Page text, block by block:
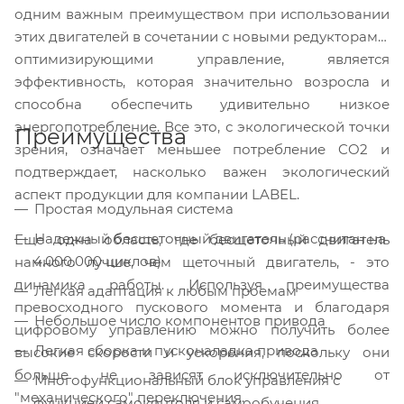
одним важным преимуществом при использовании
этих двигателей в сочетании с новыми редукторами,
оптимизирующими управление, является
эффективность, которая значительно возросла и
способна обеспечить удивительно низкое
энергопотребление. Все это, с экологической точки
зрения, означает меньшее потребление CO2 и
подтверждает, насколько важен экологический
аспект продукции для компании LABEL.
Еще одна область, где бесщеточный двигатель
намного лучше, чем щеточный двигатель, - это
динамика работы. Используя преимущества
превосходного пускового момента и благодаря
цифровому управлению можно получить более
высокие скорости и ускорения, поскольку они
больше не зависят исключительно от
"механического" переключения.
Преимущества
Простая модульная система
Надежный бесщеточный двигатель (рассчитан на
4.000.000 циклов)
Легкая адаптация к любым проемам
Небольшое число компонентов привода
Легкая сборка и пусконаладка привода
Многофункциональный блок управления с